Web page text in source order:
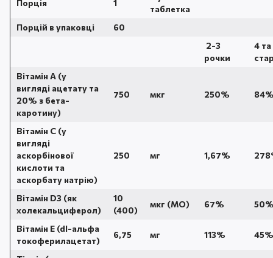
Порція 1
таблетка
Порцій в упаковці
60
2-3
рочки
4 та
Вітамін А (у
вигляді ацетату та
20% з бета-
каротину)
750 мкг 250%
Вітамін С (у
вигляді
аскорбінової
кислоти та
аскорбату натрію)
250 мг 1,67%
Вітамін D3 (як
холекальциферол)
10
(400)
мкг (МО) 67%
Вітамін E (dl-альфа
токоферилацетат)
6,75 мг 113% 45%